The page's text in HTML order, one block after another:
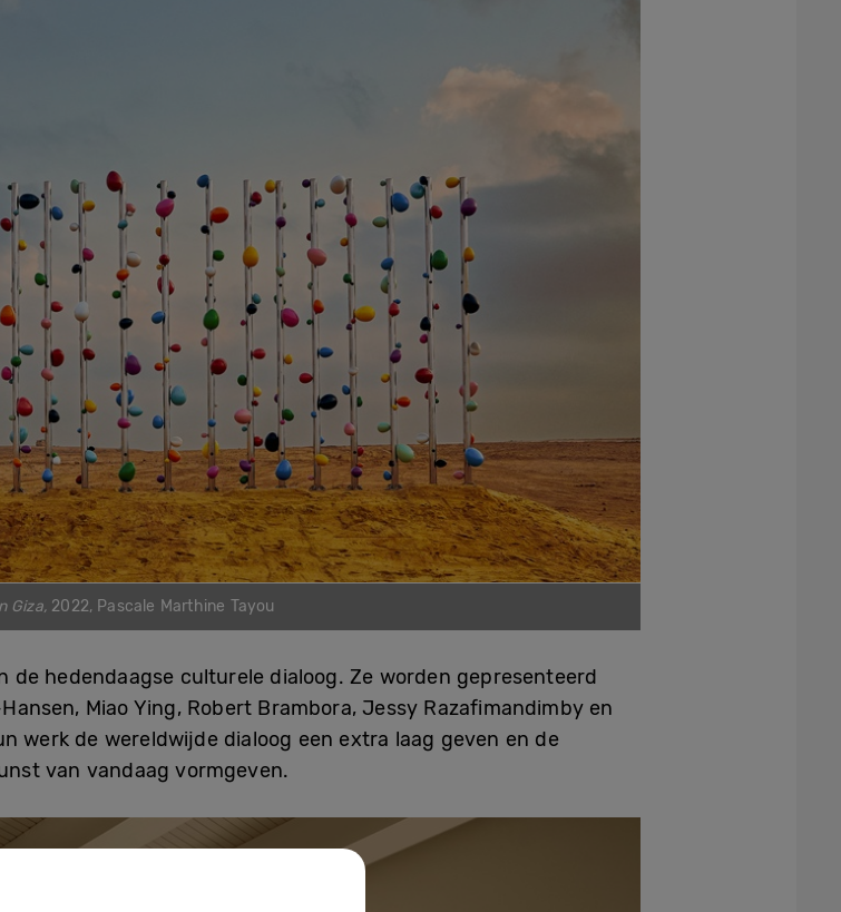
Giza, 2022, Pascale Marthine Tayou
de hedendaagse culturele dialoog. Ze worden gepresenteerd
Miao Ying, Robert Brambora, Jessy Razafimandimby en
werk de wereldwijde dialoog een extra laag geven en de
van vandaag vormgeven.